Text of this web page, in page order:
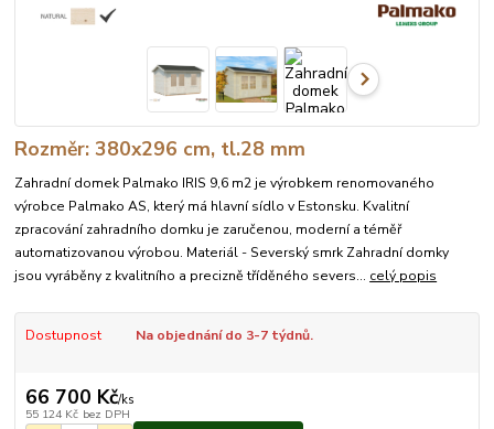
Rozměr: 380x296 cm, tl.28 mm
Zahradní domek Palmako IRIS 9,6 m2 je výrobkem renomovaného
výrobce Palmako AS, který má hlavní sídlo v Estonsku. Kvalitní
zpracování zahradního domku je zaručenou, moderní a téměř
automatizovanou výrobou. Materiál - Severský smrk Zahradní domky
jsou vyráběny z kvalitního a precizně tříděného severs... celý popis
Dostupnost Na objednání do 3-7 týdnů.
66 700 Kč/ks
55 124 Kč bez DPH